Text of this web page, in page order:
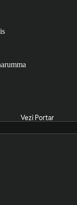
Vezi Portar